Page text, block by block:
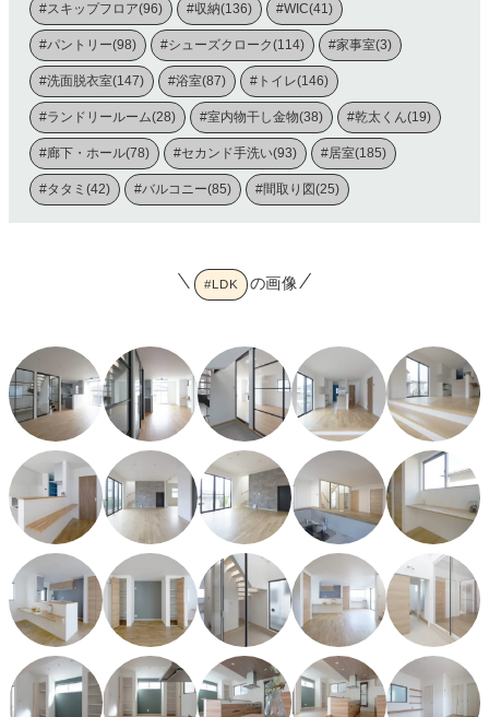
#スキップフロア(96) #収納(136) #WIC(41)
#パントリー(98) #シューズクローク(114) #家事室(3)
#洗面脱衣室(147) #浴室(87) #トイレ(146)
#ランドリールーム(28) #室内物干し金物(38) #乾太くん(19)
#廊下・ホール(78) #セカンド手洗い(93) #居室(185)
#タタミ(42) #バルコニー(85) #間取り図(25)
#LDK の画像